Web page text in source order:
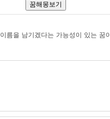
름을 남기겠다는 가능성이 있는 꿈